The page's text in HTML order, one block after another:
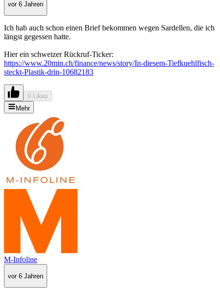
vor 6 Jahren
Ich hab auch schon einen Brief bekommen wegen Sardellen, die ich
längst gegessen hatte.
Hier ein schweizer Rückruf-Ticker:
https://www.20min.ch/finance/news/story/In-diesem-Tiefkuehlfisch-
steckt-Plastik-drin-10682183
0 Likes
Mehr
M-Infoline
vor 6 Jahren